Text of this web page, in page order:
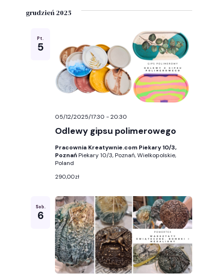
grudzień 2025
Pt.
5
Odlewy gipsu polimerowego
05/12/2025/17:30 -20:30
Pracownia Kreatywnie.com Piekary 10/3,
PoznańPiekary 10/3, Poznań, Wielkopolskie,
Poland
290,00zł
Sob.
6